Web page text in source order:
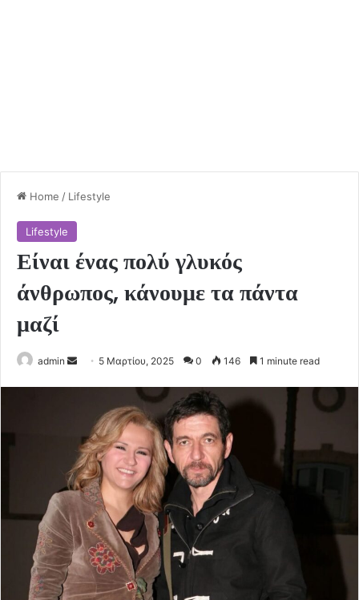
Home / Lifestyle
Lifestyle
Είναι ένας πολύ γλυκός
άνθρωπος, κάνουμε τα πάντα
μαζί
admin
Send 5 Μαρτίου, 2025 0 146 1 minute read